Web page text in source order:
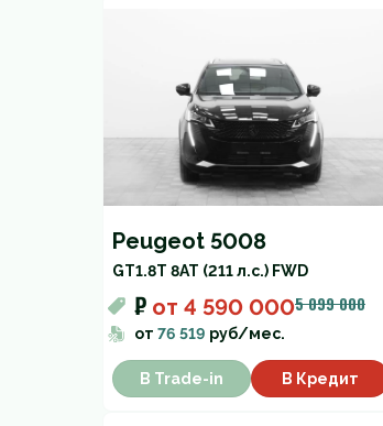
Peugeot 5008
GT1.8T 8AT (211 л.с.) FWD
₽ от 4 590 0005 099 000
от 76 519 руб/мес.
В Trade-in В Кредит